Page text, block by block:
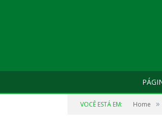
VOCÊ ESTÁ EM: Home »